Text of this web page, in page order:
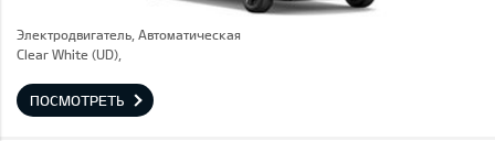
Электродвигатель, Автоматическая
Clear White (UD),
ПОСМОТРЕТЬ